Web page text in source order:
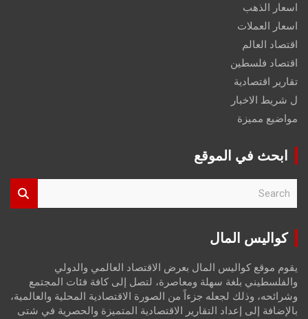
اسعار الذهب
اسعار العملات
اقتصاد العالم
اقتصاد فلسطين
تقارير اقتصادية
ل شريط الاخبار
مواضيع مميزة
ابحث في الموقع
r
كواليس المال
يقوم موقع كواليس المال بعرض الاقتصاد العالمي والدولي
والفلسطيني بلغة سهلة ومعاصرة، لتصل إلى كافة فئات المجتمع
وشرائحه، وذلك لجعله جزءاً من الصورة الاقتصادية المحلية والعالمية،
بالإضافة إلى إعداد التقارير الاقتصادية المتميزة والحصرية في شتى